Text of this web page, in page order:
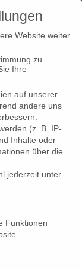
und
weil er
Frankfurt den
Prüfarbeiten
Website weiter
zu
Ihre
auf unserer
andere uns
(z. B. IP-
Inhalte oder
über die
jederzeit unter
Funktionen